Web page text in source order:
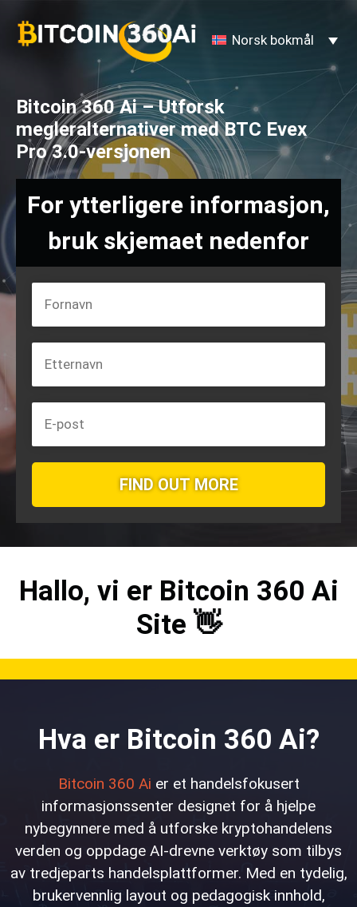
innhold
Norsk bokmål
Bitcoin 360 Ai – Utforsk
megleralternativer med BTC Evex
Pro 3.0-versjonen
For ytterligere informasjon,
bruk skjemaet nedenfor
FIND OUT MORE
Hallo, vi er Bitcoin 360 Ai
Site 👋
Hva er Bitcoin 360 Ai?
Bitcoin 360 Ai er et handelsfokusert
informasjonssenter designet for å hjelpe
nybegynnere med å utforske kryptohandelens
verden og oppdage AI-drevne verktøy som tilbys
av tredjeparts handelsplattformer. Med en tydelig,
brukervennlig layout og pedagogisk innhold,